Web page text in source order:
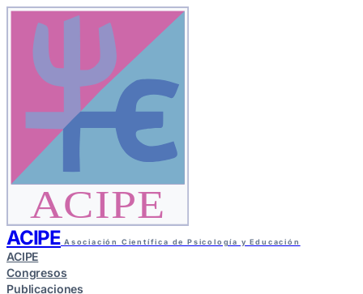
ACIPE
ACIPE Asociación Científica de Psicología y Educación
ACIPE
Congresos
Publicaciones